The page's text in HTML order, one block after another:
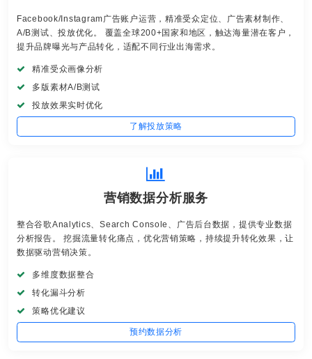
Facebook/Instagram广告账户运营，精准受众定位、广告素材制作、
A/B测试、投放优化。 覆盖全球200+国家和地区，触达海量潜在客户，
提升品牌曝光与产品转化，适配不同行业出海需求。
精准受众画像分析
多版素材A/B测试
投放效果实时优化
了解投放策略
营销数据分析服务
整合谷歌Analytics、Search Console、广告后台数据，提供专业数据
分析报告。 挖掘流量转化痛点，优化营销策略，持续提升转化效果，让
数据驱动营销决策。
多维度数据整合
转化漏斗分析
策略优化建议
预约数据分析